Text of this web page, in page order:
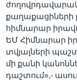
քաղաքացիների
հիմնարար
ԵՄ Հիմնարար
տվյալների
մի քանի
դաշտում»,-